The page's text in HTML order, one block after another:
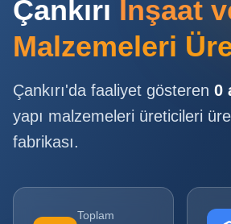
Giriş
Kayıt
Ana
Tüm
Çankırı İnşaat
Malzemeleri
Çankırı'da faaliyet gösteren 0
yapı malzemeleri üreticileri
fabrikası.
Toplam